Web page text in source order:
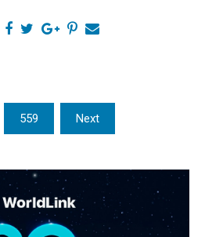
559 Next